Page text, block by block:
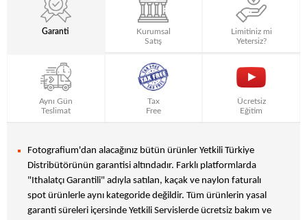
Garanti
Kurumsal
Satış
Limitiniz mi
Yetersiz?
Aynı Gün
Teslimat
Tax
Free
Ücretsiz
Eğitim
Fotografium'dan alacağınız bütün ürünler Yetkili Türkiye
Distribütörünün garantisi altındadır. Farklı platformlarda
"Ithalatçı Garantili" adıyla satılan, kaçak ve naylon faturalı
spot ürünlerle aynı kategoride değildir. Tüm ürünlerin yasal
garanti süreleri içersinde Yetkili Servislerde ücretsiz bakım ve